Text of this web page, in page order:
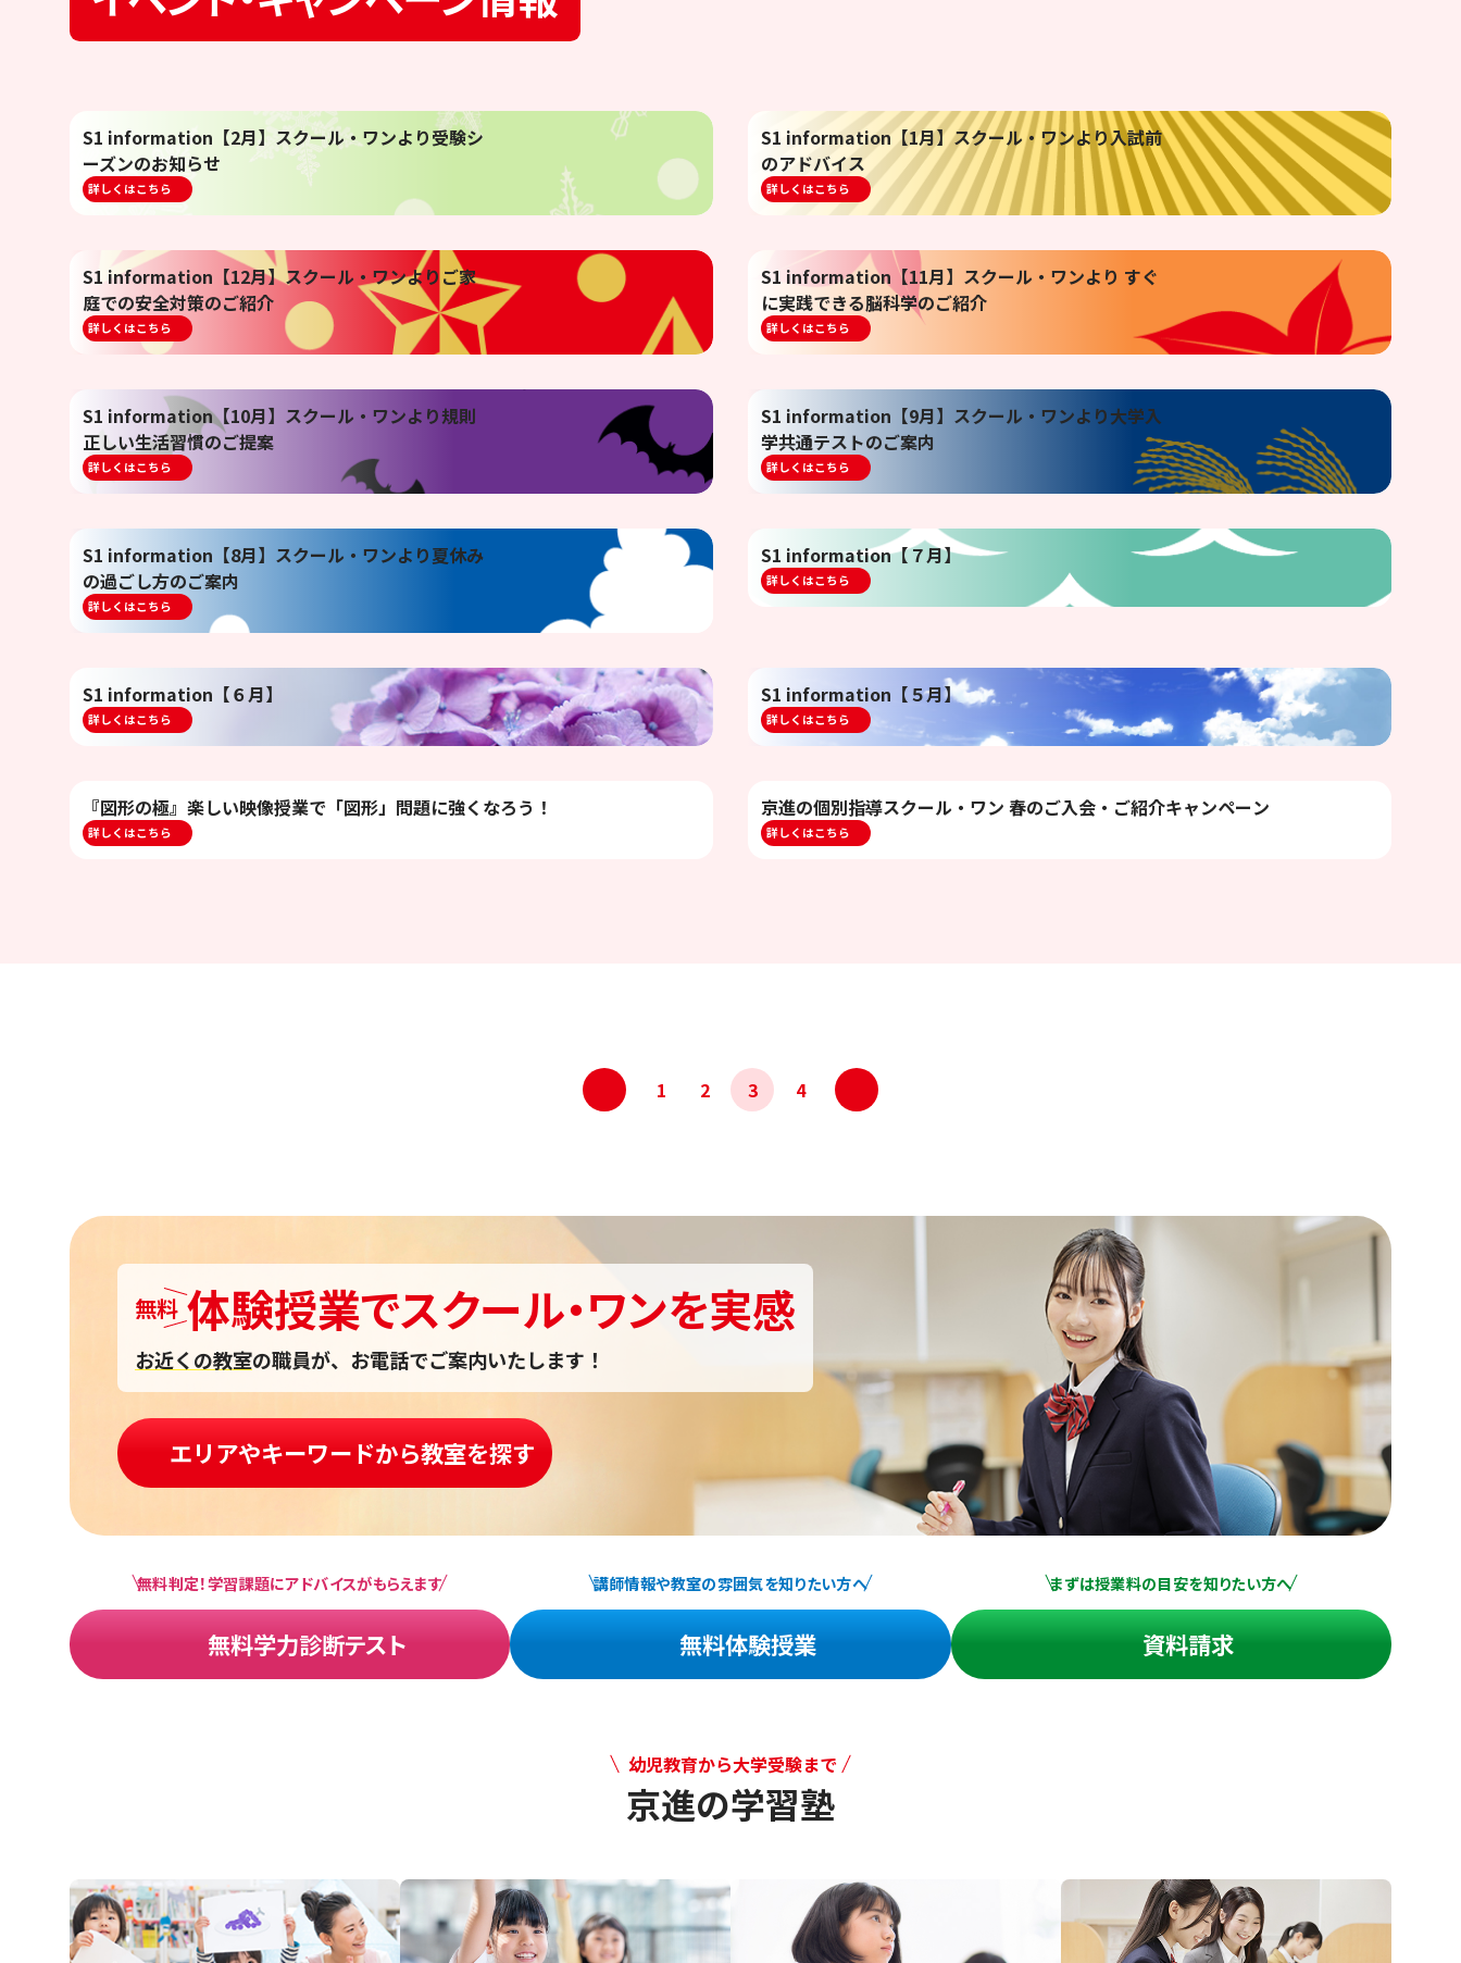
S1 information【2月】スクール・ワンより受験シ
ーズンのお知らせ
詳しくはこちら
S1 information【1月】スクール・ワンより入試前
のアドバイス
詳しくはこちら
S1 information【12月】スクール・ワンよりご家
庭での安全対策のご紹介
詳しくはこちら
S1 information【11月】スクール・ワンより すぐ
に実践できる脳科学のご紹介
詳しくはこちら
S1 information【10月】スクール・ワンより規則
正しい生活習慣のご提案
詳しくはこちら
S1 information【9月】スクール・ワンより大学入
学共通テストのご案内
詳しくはこちら
S1 information【8月】スクール・ワンより夏休み
の過ごし方のご案内
詳しくはこちら
S1 information【７月】
詳しくはこちら
S1 information【６月】
詳しくはこちら
S1 information【５月】
詳しくはこちら
『図形の極』楽しい映像授業で「図形」問題に強くなろう！
詳しくはこちら
京進の個別指導スクール・ワン 春のご入会・ご紹介キャンペーン
詳しくはこちら
1 2 3 4
無料 体験授業でスクール・ワンを実感
お近くの教室の職員が、お電話でご案内いたします！
エリアやキーワードから教室を探す
無料判定！学習課題にアドバイスがもらえます
無料学力診断テスト
講師情報や教室の雰囲気を知りたい方へ
無料体験授業
まずは授業料の目安を知りたい方へ
資料請求
幼児教育から大学受験まで
京進の学習塾